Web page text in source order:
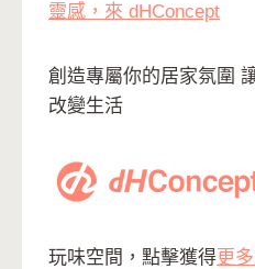
靈感，來 dHConcept
創造專屬你的居家氛圍
改變生活
玩味空間，點擊獲得更